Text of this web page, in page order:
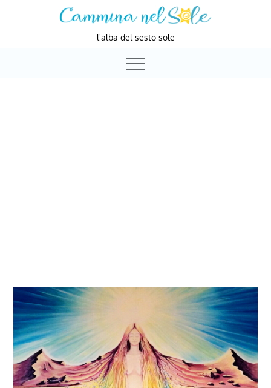
l'alba del sesto sole